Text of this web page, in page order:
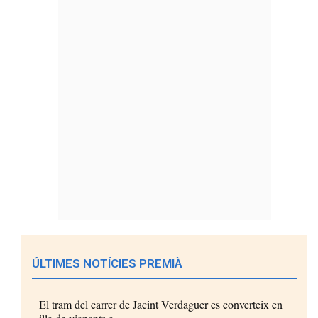
ÚLTIMES NOTÍCIES PREMIÀ
El tram del carrer de Jacint Verdaguer es converteix en